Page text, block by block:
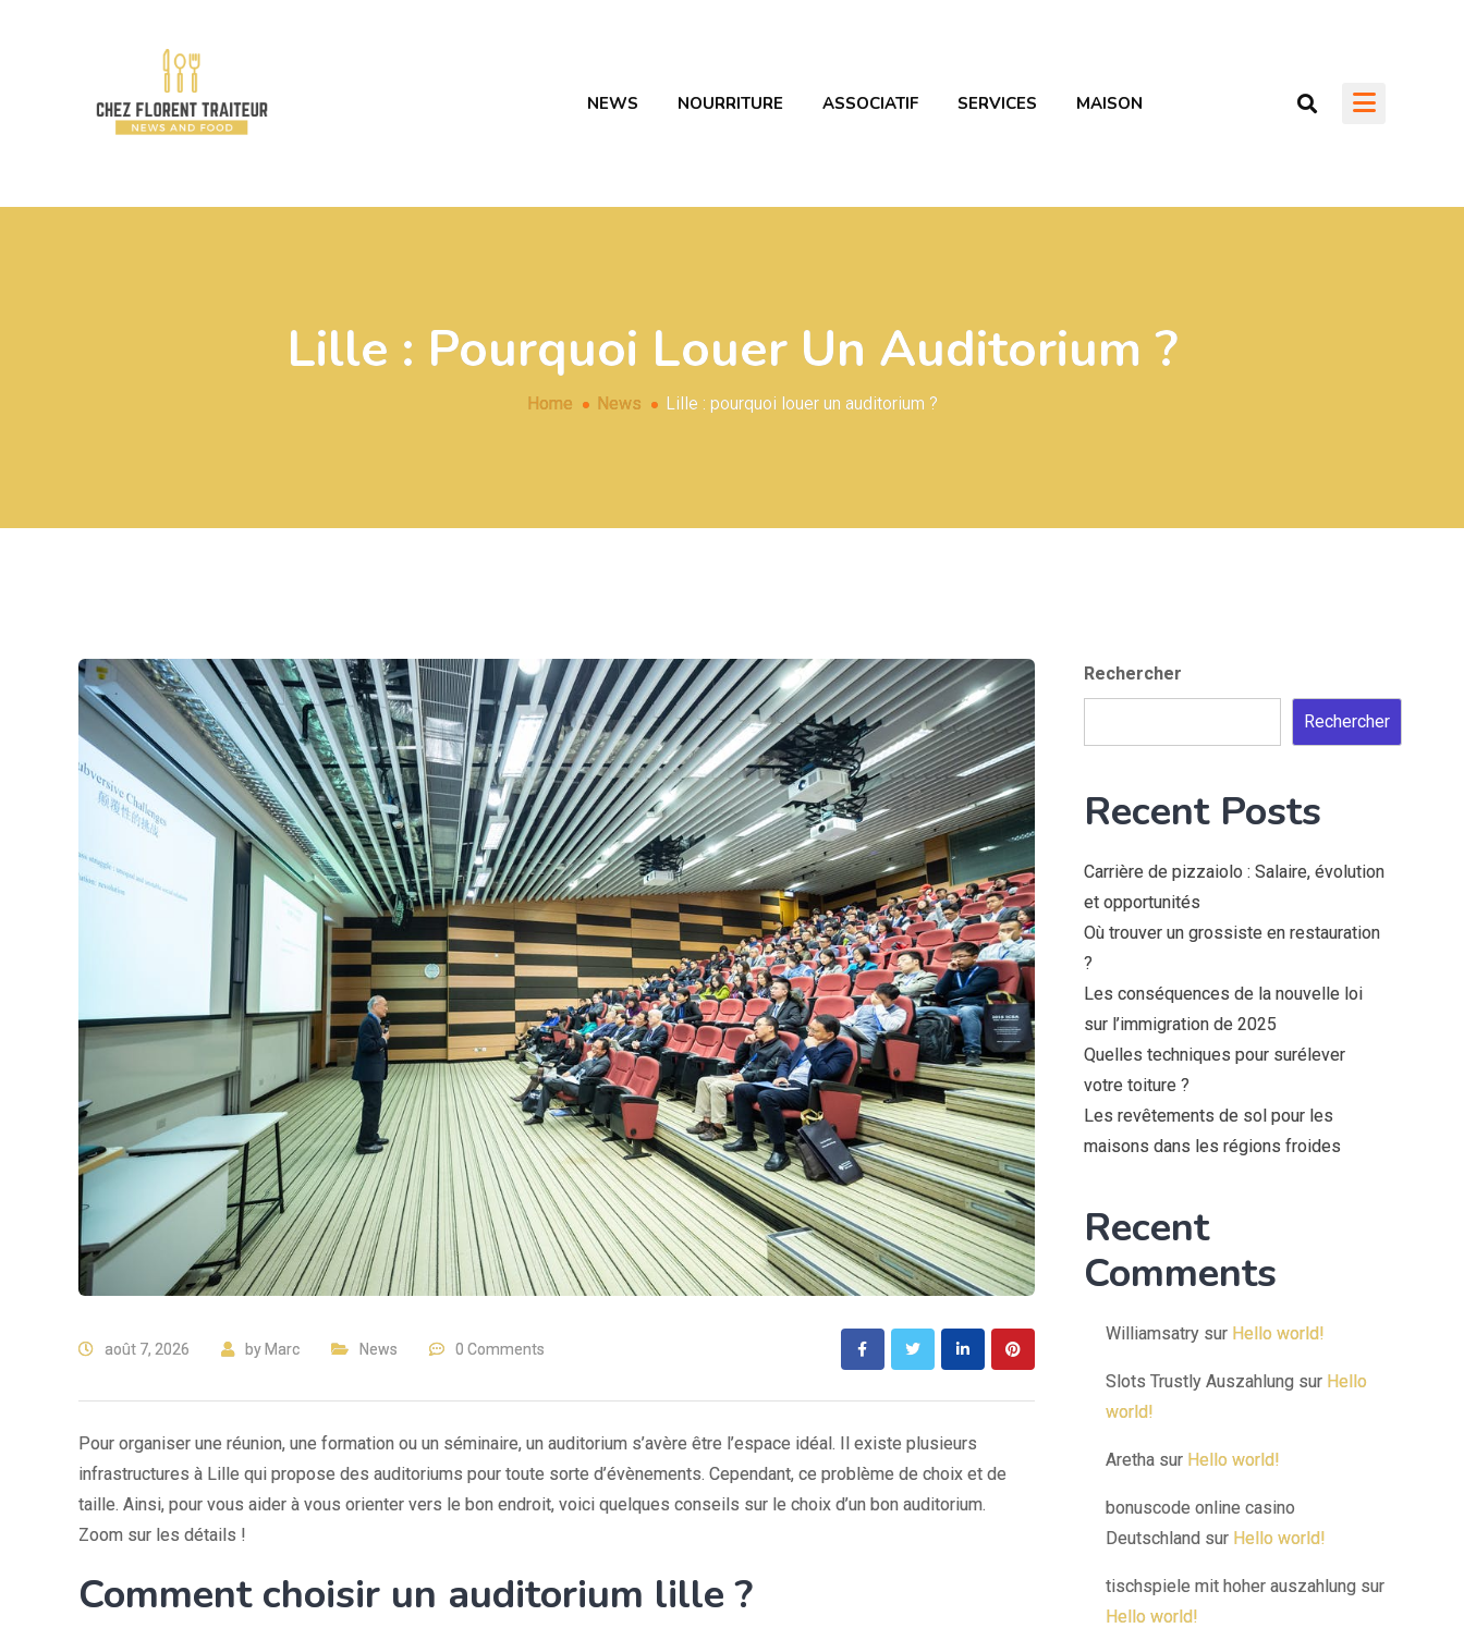
NEWS NOURRITURE ASSOCIATIF SERVICES MAISON
Lille : Pourquoi Louer Un Auditorium ?
Home News Lille : pourquoi louer un auditorium ?
août 7, 2026 byMarc News 0 Comments
Pour organiser une réunion, une formation ou un séminaire, un auditorium s’avère être l’espace idéal. Il existe plusieurs
infrastructures à Lille qui propose des auditoriums pour toute sorte d’évènements. Cependant, ce problème de choix et de
taille. Ainsi, pour vous aider à vous orienter vers le bon endroit, voici quelques conseils sur le choix d’un bon auditorium.
Zoom sur les détails !
Comment choisir un auditorium lille ?
Rechercher
Rechercher
Recent Posts
Carrière de pizzaiolo : Salaire, évolution
et opportunités
Où trouver un grossiste en restauration
?
Les conséquences de la nouvelle loi
sur l’immigration de 2025
Quelles techniques pour surélever
votre toiture ?
Les revêtements de sol pour les
maisons dans les régions froides
Recent
Comments
Williamsatrysur Hello world!
Slots Trustly Auszahlungsur Hello
world!
Arethasur Hello world!
bonuscode online casino
Deutschlandsur Hello world!
tischspiele mit hoher auszahlungsur
Hello world!